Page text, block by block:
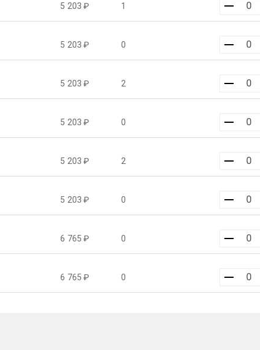
5 203 ₽ 1
5 203 ₽ 0
5 203 ₽ 2
5 203 ₽ 0
5 203 ₽ 2
5 203 ₽ 0
6 765 ₽ 0
6 765 ₽ 0